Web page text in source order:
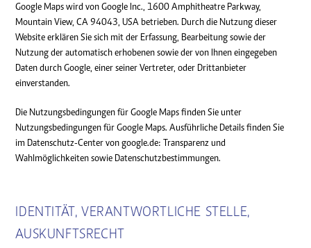
Google Maps wird von Google Inc., 1600 Amphitheatre Parkway,
Mountain View, CA 94043, USA betrieben. Durch die Nutzung dieser
Website erklären Sie sich mit der Erfassung, Bearbeitung sowie der
Nutzung der automatisch erhobenen sowie der von Ihnen eingegeben
Daten durch Google, einer seiner Vertreter, oder Drittanbieter
einverstanden.
Die Nutzungsbedingungen für Google Maps finden Sie unter
Nutzungsbedingungen für Google Maps. Ausführliche Details finden Sie
im Datenschutz-Center von google.de: Transparenz und
Wahlmöglichkeiten sowie Datenschutzbestimmungen.
IDENTITÄT, VERANTWORTLICHE STELLE,
AUSKUNFTSRECHT